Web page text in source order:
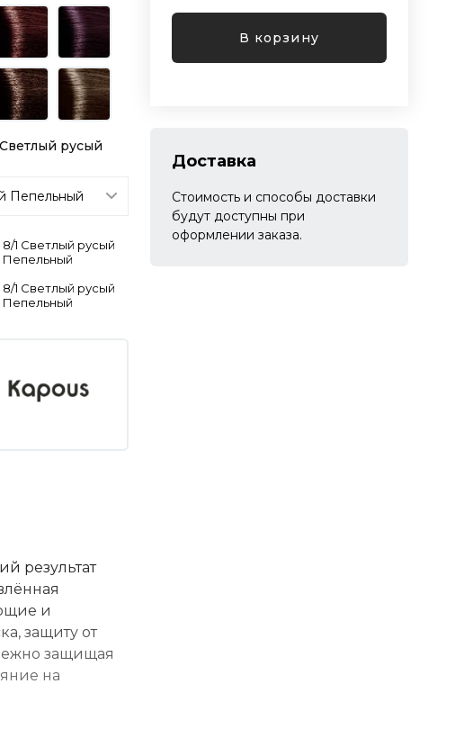
русый
8/1 Светлый русый
Пепельный
8/1 Светлый русый
Пепельный
В корзину
Доставка
Стоимость и способы доставки
будут доступны при
оформлении заказа.
результат
и
защиту от
защищая
на